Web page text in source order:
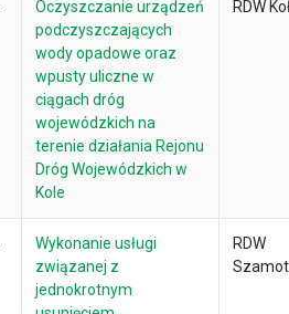
Oczyszczanie urządzeń
podczyszczających
wody opadowe oraz
wpusty uliczne w
ciągach dróg
wojewódzkich na
terenie działania Rejonu
Dróg Wojewódzkich w
Kole
RDW
Wykonanie usługi
związanej z
jednokrotnym
RDW